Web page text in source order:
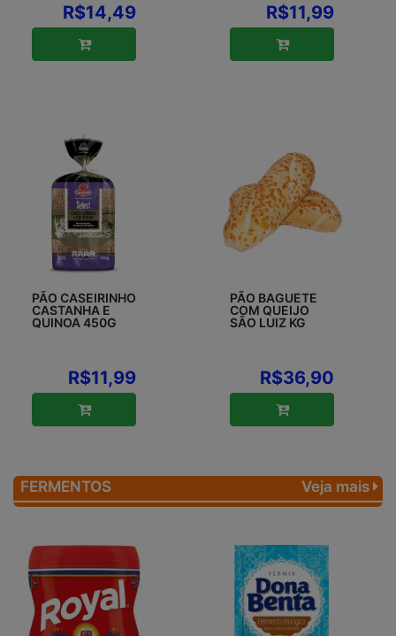
R$14,49 R$11,99
PÃO CASEIRINHO
CASTANHA E
QUINOA 450G
R$11,99
PÃO BAGUETE
COM QUEIJO
SÃO LUIZ KG
R$36,90
FERMENTOS Veja mais